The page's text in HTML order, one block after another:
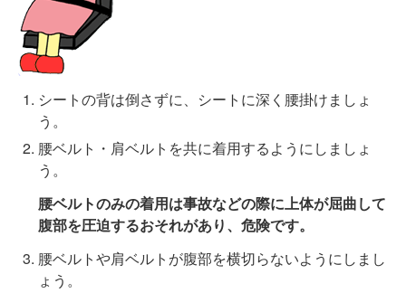
シートの背は倒さずに、シートに深く腰掛けましょ
う。
腰ベルト・肩ベルトを共に着用するようにしましょ
う。
腰ベルトのみの着用は事故などの際に上体が屈曲して
腹部を圧迫するおそれがあり、危険です。
腰ベルトや肩ベルトが腹部を横切らないようにしまし
ょう。